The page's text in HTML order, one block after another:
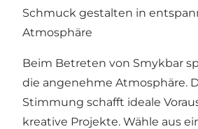
Schmuck gestalten in
Atmosphäre
Beim Betreten von Smykbar
die angenehme Atmosphäre.
Stimmung schafft ideale
kreative Projekte. Wähle aus